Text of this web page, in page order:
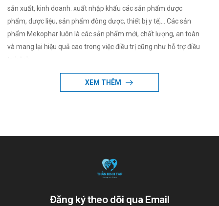
sản xuất, kinh doanh. xuất nhập khẩu các sản phẩm dược
phẩm, dược liệu, sản phẩm đông dược, thiết bị y tế,... Các sản
phẩm Mekophar luôn là các sản phẩm mới, chất lượng, an toàn
và mang lại hiệu quả cao trong việc điều trị cũng như hỗ trợ điều
trị bệnh.
XEM THÊM
Đăng ký theo dõi qua Email